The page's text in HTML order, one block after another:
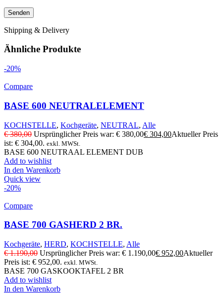
Shipping & Delivery
Ähnliche Produkte
-20%
Compare
BASE 600 NEUTRALELEMENT
KOCHSTELLE, Kochgeräte, NEUTRAL, Alle
€380,00 Ursprünglicher Preis war: € 380,00€ 304,00Aktueller Preis
ist: € 304,00. exkl. MWSt.
BASE 600 NEUTRAAL ELEMENT DUB
Add to wishlist
In den Warenkorb
Quick view
-20%
Compare
BASE 700 GASHERD 2 BR.
Kochgeräte, HERD, KOCHSTELLE, Alle
€1.190,00 Ursprünglicher Preis war: € 1.190,00€ 952,00Aktueller
Preis ist: € 952,00. exkl. MWSt.
BASE 700 GASKOOKTAFEL 2 BR
Add to wishlist
In den Warenkorb